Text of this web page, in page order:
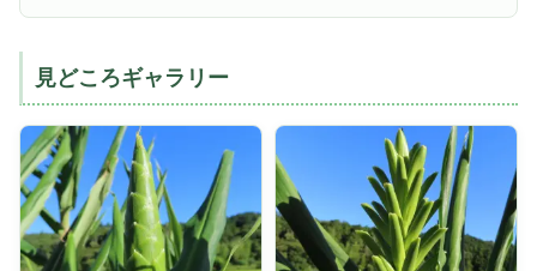
見どころギャラリー